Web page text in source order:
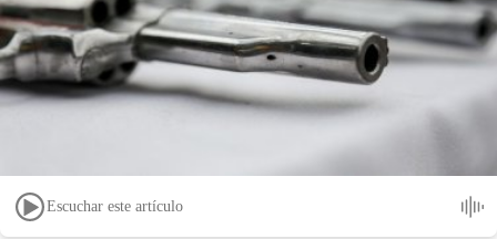
Escuchar este artículo